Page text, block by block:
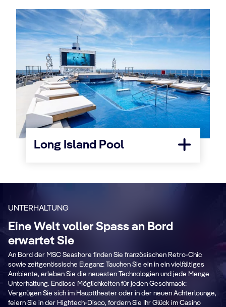
Long Island Pool
UNTERHALTUNG
Eine Welt voller Spass an Bord
erwartet Sie
An Bord der MSC Seashore finden Sie französischen Retro-Chic
sowie zeitgenössische Eleganz: Tauchen Sie ein in ein vielfältiges
Ambiente, erleben Sie die neuesten Technologien und jede Menge
Unterhaltung. Endlose Möglichkeiten für jeden Geschmack:
Vergnügen Sie sich im Haupttheater oder in der neuen Achterlounge,
feiern Sie in der Hightech-Disco, fordern Sie Ihr Glück im Casino
Pirates Cove
Aquapark